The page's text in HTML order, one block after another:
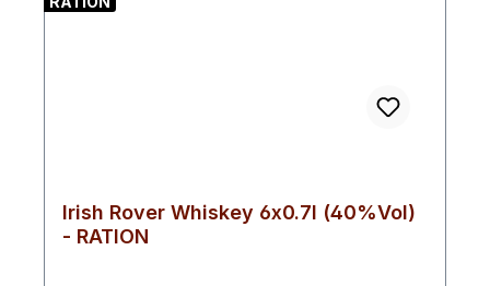
Irish Rover Whiskey 6x0.7l (40%Vol)
- RATION